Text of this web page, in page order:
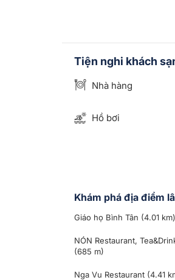
Tiện nghi khách
Nhà hàng
Hồ bơi
Khám phá địa điểm
Giáo họ Bình Tân (4.01 km)
NÓN Restaurant,
(685 m)
Nga Vu Restaurant (4.41